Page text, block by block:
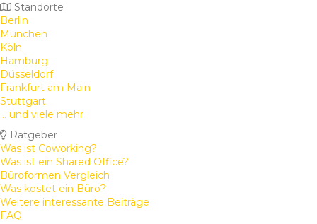
Standorte
Berlin
München
Köln
Hamburg
Düsseldorf
Frankfurt am Main
Stuttgart
... und viele mehr
Ratgeber
Was ist Coworking?
Was ist ein Shared Office?
Büroformen Vergleich
Was kostet ein Büro?
Weitere interessante Beiträge
FAQ